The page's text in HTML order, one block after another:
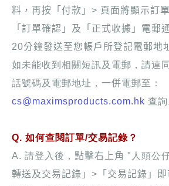
料，再按「付款」 > 頁面將顯示訂
「訂單確認」及「正式收據」電郵
20分鐘發送至您帳戶所登記電郵地
如未能收到相關短訊及電郵，請連
話號碼及電郵地址， 一併電郵至：
cs@maximsproducts.com.hk 查詢
Q. 如何查閱訂單/交易記錄？
A. 請登入後， 點擊右上角 "人頭公
轉送 及交易記錄」 > 「交易記錄」